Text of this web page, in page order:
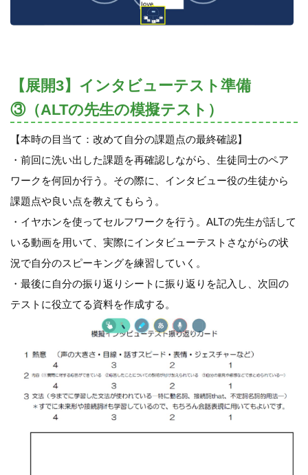
【展開3】インタビューテスト準備
③（ALTの先生の模擬テスト）
【本時の目当て：改めて自分の課題点の最終確認】
・前回に洗い出した課題を再確認しながら、生徒同士のペア
ワークを何回か行う。その際に、インタビュー役の生徒から
課題点や良い点を教えてもらう。
・イヤホンを使ってセルフワークを行う。ALTの先生が話して
いる動画を用いて、実際にインタビューテストさながらの状
況で自分のスピーキングを練習していく。
・最後に自分の振り返りシートに振り返りを記入し、次回の
テストに役立てる資料を作成する。